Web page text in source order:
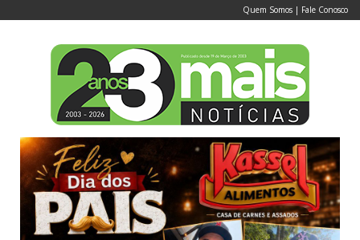
Quem Somos | Fale Conosco